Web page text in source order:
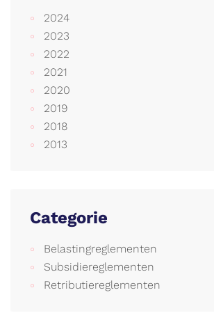
2024
2023
2022
2021
2020
2019
2018
2013
Categorie
Belastingreglementen
Subsidiereglementen
Retributiereglementen